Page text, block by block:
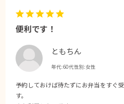
便利です！
ともちん
年代:60代性別:女性
予約しておけば待たずにお弁当をすぐ
す。